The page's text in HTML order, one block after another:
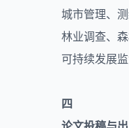
城市管理、
林业调查、
可持续发展
四